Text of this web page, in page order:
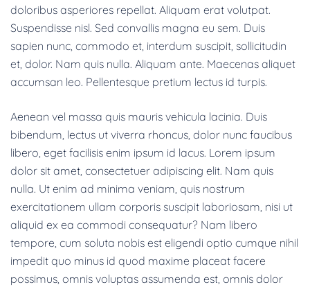
doloribus asperiores repellat. Aliquam erat volutpat.
Suspendisse nisl. Sed convallis magna eu sem. Duis
sapien nunc, commodo et, interdum suscipit, sollicitudin
et, dolor. Nam quis nulla. Aliquam ante. Maecenas aliquet
accumsan leo. Pellentesque pretium lectus id turpis.
Aenean vel massa quis mauris vehicula lacinia. Duis
bibendum, lectus ut viverra rhoncus, dolor nunc faucibus
libero, eget facilisis enim ipsum id lacus. Lorem ipsum
dolor sit amet, consectetuer adipiscing elit. Nam quis
nulla. Ut enim ad minima veniam, quis nostrum
exercitationem ullam corporis suscipit laboriosam, nisi ut
aliquid ex ea commodi consequatur? Nam libero
tempore, cum soluta nobis est eligendi optio cumque nihil
impedit quo minus id quod maxime placeat facere
possimus, omnis voluptas assumenda est, omnis dolor